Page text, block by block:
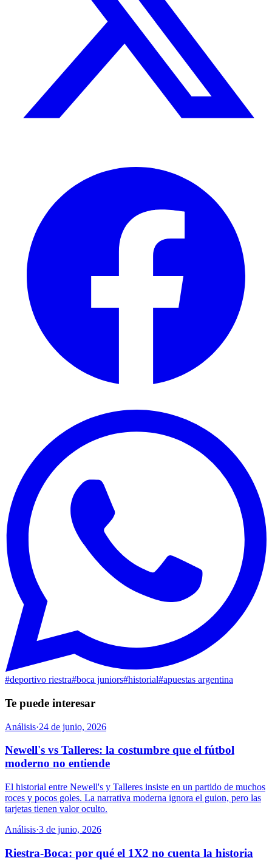
#deportivo riestra#boca juniors#historial#apuestas argentina
Te puede interesar
Análisis·24 de junio, 2026
Newell's vs Talleres: la costumbre que el fútbol
moderno no entiende
El historial entre Newell's y Talleres insiste en un partido de muchos
roces y pocos goles. La narrativa moderna ignora el guion, pero las
tarjetas tienen valor oculto.
Análisis·3 de junio, 2026
Riestra-Boca: por qué el 1X2 no cuenta la historia